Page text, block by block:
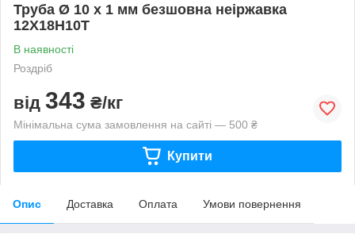
Труба Ø 10 х 1 мм безшовна неіржавка
12Х18Н10Т
В наявності
Роздріб
від 343 ₴/кг
Мінімальна сума замовлення на сайті — 500 ₴
Купити
Опис Доставка Оплата Умови повернення